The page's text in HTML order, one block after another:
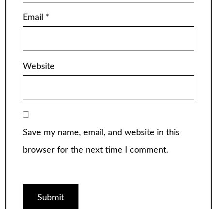
Email *
Website
Save my name, email, and website in this
browser for the next time I comment.